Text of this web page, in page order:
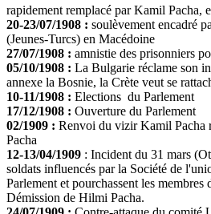
rapidement remplacé par Kamil Pacha,
20-23/07/1908 : soulèvement encadré
(Jeunes-Turcs) en Macédoine
27/07/1908 : amnistie des prisonniers
05/10/1908 : La Bulgarie réclame son
annexe la Bosnie, la Crète veut se
10-11/1908 : Elections du Parlement
17/12/1908 : Ouverture du Parlement
02/1909 : Renvoi du vizir Kamil Pacha
Pacha
12-13/04/1909 : Incident du 31 mars
soldats influencés par la Société de
Parlement et pourchassent les
Démission de Hilmi Pacha.